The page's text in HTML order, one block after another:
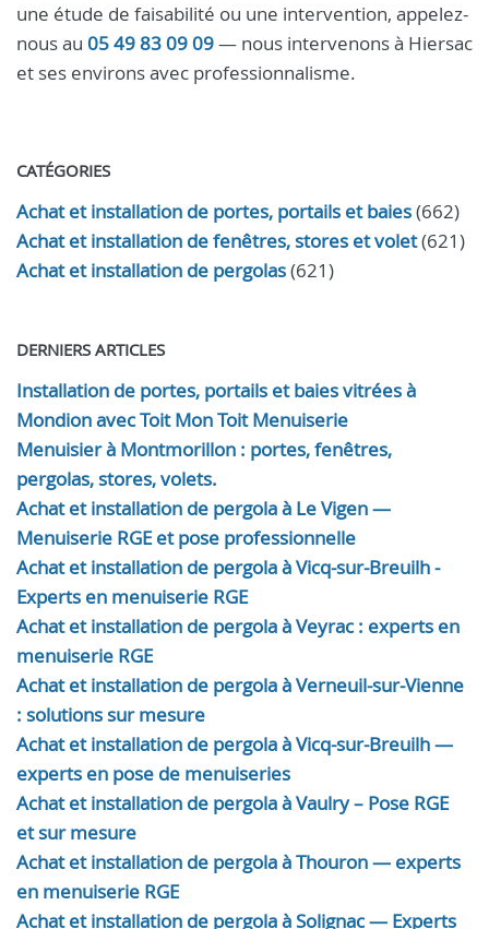
une étude de faisabilité ou une intervention, appelez-
nous au 05 49 83 09 09— nous intervenons à Hiersac
et ses environs avec professionnalisme.
CATÉGORIES
Achat et installation de portes, portails et baies(662)
Achat et installation de fenêtres, stores et volet(621)
Achat et installation de pergolas(621)
DERNIERS ARTICLES
Installation de portes, portails et baies vitrées à
Mondion avec Toit Mon Toit Menuiserie
Menuisier à Montmorillon : portes, fenêtres,
pergolas, stores, volets.
Achat et installation de pergola à Le Vigen —
Menuiserie RGE et pose professionnelle
Achat et installation de pergola à Vicq-sur-Breuilh -
Experts en menuiserie RGE
Achat et installation de pergola à Veyrac : experts en
menuiserie RGE
Achat et installation de pergola à Verneuil-sur-Vienne
: solutions sur mesure
Achat et installation de pergola à Vicq-sur-Breuilh —
experts en pose de menuiseries
Achat et installation de pergola à Vaulry – Pose RGE
et sur mesure
Achat et installation de pergola à Thouron — experts
en menuiserie RGE
Achat et installation de pergola à Solignac — Experts